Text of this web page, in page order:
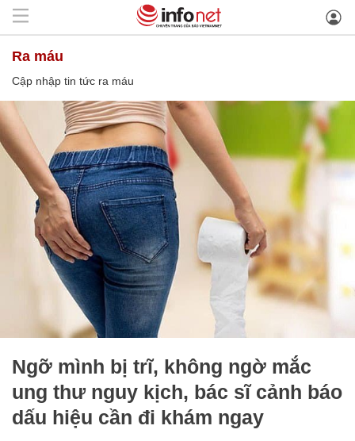
ra máu
Cập nhập tin tức ra máu
Ngỡ mình bị trĩ, không ngờ mắc
ung thư nguy kịch, bác sĩ cảnh báo
dấu hiệu cần đi khám ngay